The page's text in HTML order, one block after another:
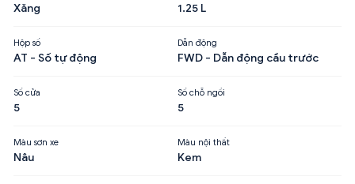
Xăng 1.25 L
Hộp số
AT - Số tự động
Dẫn động
FWD - Dẫn động cầu trước
Số cửa
5
Số chỗ ngồi
5
Màu sơn xe
Nâu
Màu nội thất
Kem